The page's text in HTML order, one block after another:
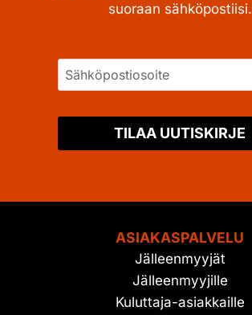
suoraan sähköpostiisi.
TILAA UUTISKIRJE
ASIAKASPALVELU
Jälleenmyyjät
Jälleenmyyjille
Kuluttaja-asiakkaille